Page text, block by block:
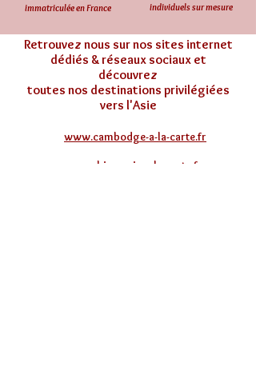
Retrouvez nous sur nos sites internet
dédiés & réseaux sociaux et
découvrez
toutes nos destinations privilégiées
vers l'Asie
www.cambodge-a-la-carte.fr
www.birmanie-a-la-carte.fr
immatriculée en France
individuels sur mesure